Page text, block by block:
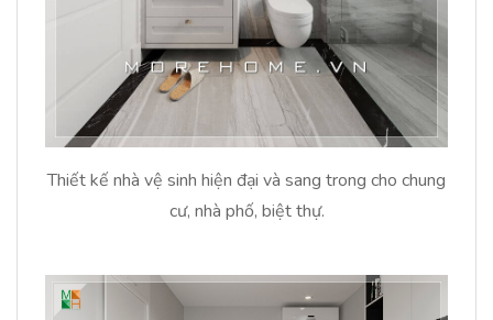
Thiết kế nhà vệ sinh hiện đại và sang trong cho chung
cư, nhà phố, biệt thự.